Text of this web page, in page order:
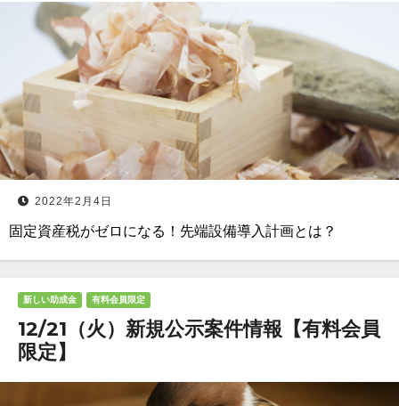
2022年2月4日
固定資産税がゼロになる！先端設備導入計画とは？
新しい助成金 有料会員限定
12/21（火）新規公示案件情報【有料会員
限定】